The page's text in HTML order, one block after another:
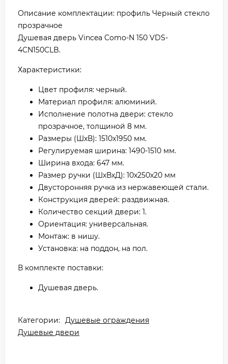
Описание комплектации: профиль Черный стекло
прозрачное
Душевая дверь Vincea Como-N 150 VDS-
4CN150CLB.
Характеристики:
Цвет профиля: черный.
Материал профиля: алюминий.
Исполнение полотна двери: стекло
прозрачное, толщиной 8 мм.
Размеры (ШхВ): 1510x1950 мм.
Регулируемая ширина: 1490-1510 мм.
Ширина входа: 647 мм.
Размер ручки (ШхВхД): 10х250х20 мм
Двусторонняя ручка из нержавеющей стали.
Конструкция дверей: раздвижная.
Количество секций двери: 1.
Ориентация: универсальная.
Монтаж: в нишу.
Установка: на поддон, на пол.
В комплекте поставки:
Душевая дверь.
Категории: Душевые ограждения
Душевые двери